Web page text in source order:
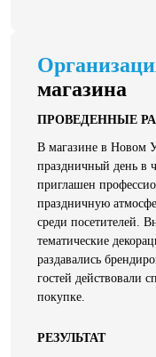
магазина
ПРОВЕДЕННЫЕ
В магазине в Новом
праздничный день в
приглашен
праздничную
среди посетителей.
тематические
раздавались
гостей действовали
покупке.
РЕЗУЛЬТАТ